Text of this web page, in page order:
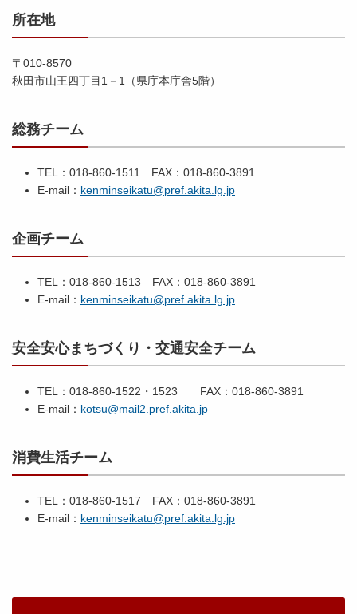
所在地
〒010-8570
秋田市山王四丁目1－1（県庁本庁舎5階）
総務チーム
TEL：018-860-1511 FAX：018-860-3891
E-mail： kenminseikatu@pref.akita.lg.jp
企画チーム
TEL：018-860-1513 FAX：018-860-3891
E-mail： kenminseikatu@pref.akita.lg.jp
安全安心まちづくり・交通安全チーム
TEL：018-860-1522・1523 FAX：018-860-3891
E-mail： kotsu@mail2.pref.akita.jp
消費生活チーム
TEL：018-860-1517 FAX：018-860-3891
E-mail： kenminseikatu@pref.akita.lg.jp